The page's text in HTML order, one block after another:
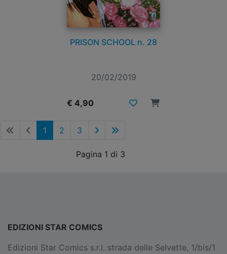
PRISON SCHOOL n. 28
20/02/2019
€ 4,90
1 2 3
Pagina 1 di 3
EDIZIONI STAR COMICS
Edizioni Star Comics s.r.l. strada delle Selvette, 1/bis/1